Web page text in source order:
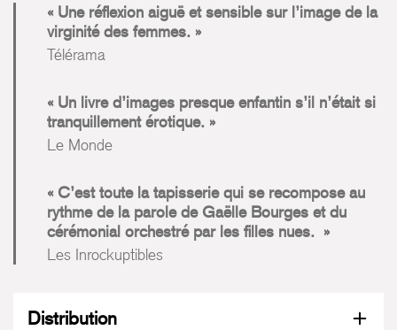
Une réflexion aiguë et sensible sur l’image de la
virginité des femmes.
Télérama
Un livre d’images presque enfantin s’il n’était si
tranquillement érotique.
Le Monde
C’est toute la tapisserie qui se recompose au
rythme de la parole de Gaëlle Bourges et du
cérémonial orchestré par les filles nues.
Les Inrockuptibles
Distribution